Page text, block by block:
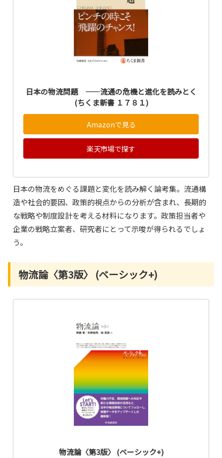
日本の物流問題 ――流通の危機と進化を読みとく
(ちくま新書 １７８１)
Amazonで見る
楽天市場で探す
日本の物流をめぐる課題と変化を読み解く論考集。流通構
造や社会的要因、政策的視点からの分析が含まれ、長期的
な戦略や制度設計を考える材料になります。政策担当者や
企業の戦略立案者、研究者にとって示唆が得られるでしょ
う。
物流論〈第3版〉 (ベーシック+)
物流論〈第3版〉 (ベーシック+)